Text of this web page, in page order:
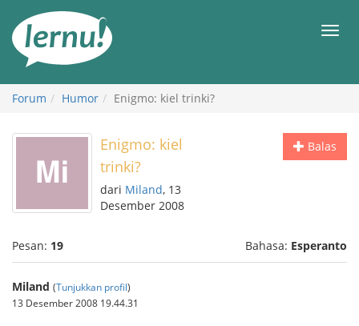
daftar
Forum Humor Enigmo: kiel trinki?
Balas
Enigmo: kiel
trinki?
dari Miland, 13
Desember 2008
Pesan: 19 Bahasa: Esperanto
Miland (Tunjukkan profil)
13 Desember 2008 19.44.31